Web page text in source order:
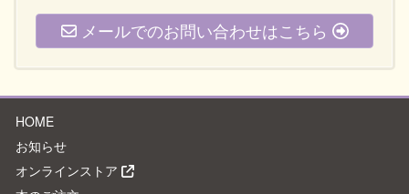
メールでのお問い合わせはこちら
HOME
お知らせ
オンラインストア